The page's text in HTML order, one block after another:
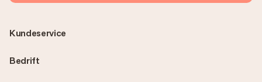
Kundeservice
Bedrift